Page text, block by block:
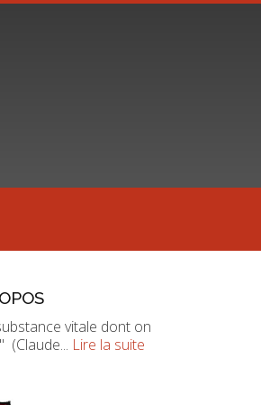
vitale dont on
(Claude... Lire la suite